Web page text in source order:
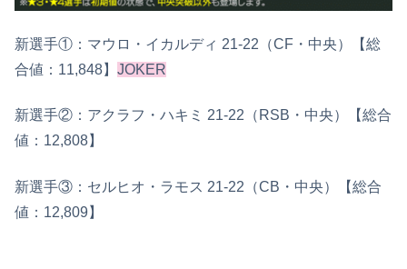
新選手①：マウロ・イカルディ 21-22（CF・中央）【総
合値：11,848】 JOKER
新選手②：アクラフ・ハキミ 21-22（RSB・中央）【総合
値：12,808】
新選手③：セルヒオ・ラモス 21-22（CB・中央）【総合
値：12,809】